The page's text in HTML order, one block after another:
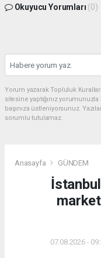
Okuyucu Yorumları (0)
Yorum yazarak Topluluk
sitesine yaptığınız
başınıza üstleniyorsunuz.
sorumlu tutulamaz.
Anasayfa GÜNDEM
07.08.2026 -